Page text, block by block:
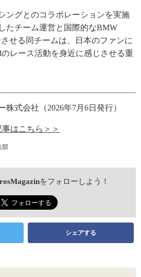
ングとのコラボレーションを実施
たチーム運営と国際的なBMW
せる同チームは、日本のファンに
のレース活動を身近に感じさせる重
株式会社（2026年7月6日発行）
はこちら＞＞
部
をフォローしよう！
シェアする